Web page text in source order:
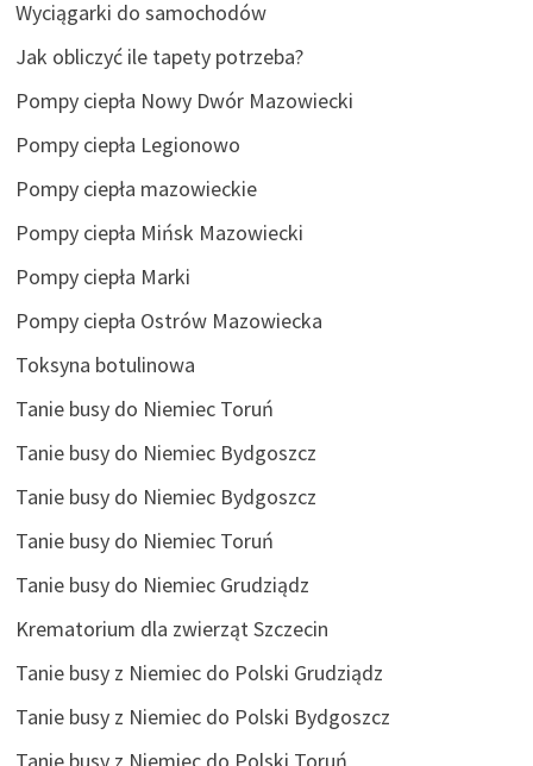
Wyciągarki do samochodów
Jak obliczyć ile tapety potrzeba?
Pompy ciepła Nowy Dwór Mazowiecki
Pompy ciepła Legionowo
Pompy ciepła mazowieckie
Pompy ciepła Mińsk Mazowiecki
Pompy ciepła Marki
Pompy ciepła Ostrów Mazowiecka
Toksyna botulinowa
Tanie busy do Niemiec Toruń
Tanie busy do Niemiec Bydgoszcz
Tanie busy do Niemiec Bydgoszcz
Tanie busy do Niemiec Toruń
Tanie busy do Niemiec Grudziądz
Krematorium dla zwierząt Szczecin
Tanie busy z Niemiec do Polski Grudziądz
Tanie busy z Niemiec do Polski Bydgoszcz